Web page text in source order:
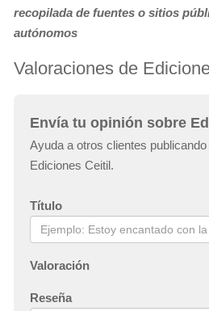
recopilada de fuentes o sitios
autónomos
Valoraciones de
Envía tu opinión sobre
Ayuda a otros clientes
Ediciones Ceitil.
Título
Valoración
Reseña